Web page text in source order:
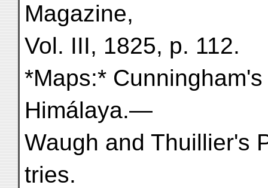
Magazine,
Vol. III, 1825, p. 112.
*Maps:*
Himálaya.—
Waugh and Thuillier's
tries.